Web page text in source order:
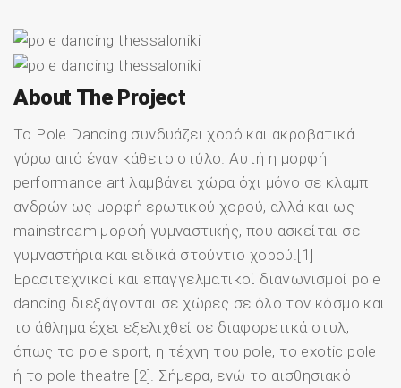
About The Project
Το Pole Dancing συνδυάζει χορό και ακροβατικά
γύρω από έναν κάθετο στύλο. Αυτή η μορφή
performance art λαμβάνει χώρα όχι μόνο σε κλαμπ
ανδρών ως μορφή ερωτικού χορού, αλλά και ως
mainstream μορφή γυμναστικής, που ασκείται σε
γυμναστήρια και ειδικά στούντιο χορού.[1]
Ερασιτεχνικοί και επαγγελματικοί διαγωνισμοί pole
dancing διεξάγονται σε χώρες σε όλο τον κόσμο και
το άθλημα έχει εξελιχθεί σε διαφορετικά στυλ,
όπως το pole sport, η τέχνη του pole, το exotic pole
ή το pole theatre [2]. Σήμερα, ενώ το αισθησιακό